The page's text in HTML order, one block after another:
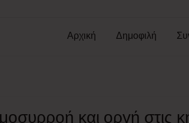
Αρχική Δημοφιλή
και οργή στις